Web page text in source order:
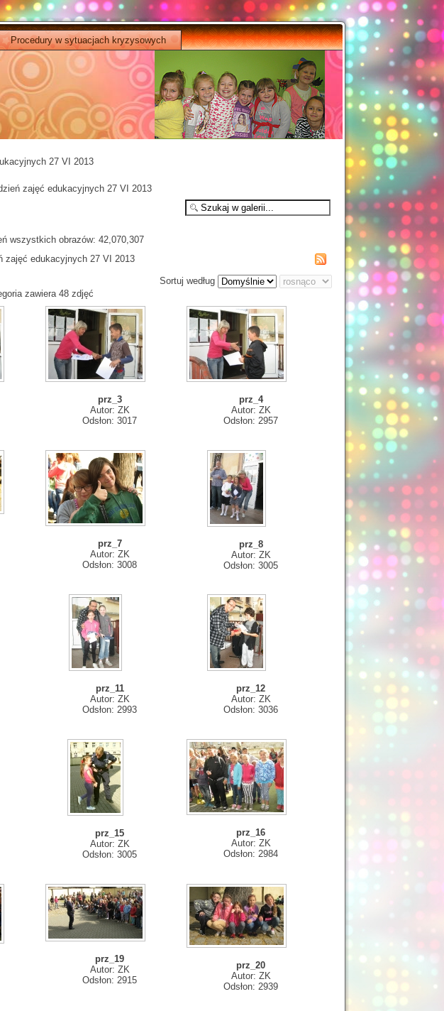
Procedury w sytuacjach kryzysowych
27 VI 2013
zajęć edukacyjnych 27 VI 2013
wszystkich obrazów: 42,070,307
zajęć edukacyjnych 27 VI 2013
Sortuj według
zawiera 48 zdjęć
prz_3
Autor: ZK
Odsłon: 3017
prz_4
Autor: ZK
Odsłon: 2957
prz_7
Autor: ZK
Odsłon: 3008
prz_8
Autor: ZK
Odsłon: 3005
prz_11
Autor: ZK
Odsłon: 2993
prz_12
Autor: ZK
Odsłon: 3036
prz_15
Autor: ZK
Odsłon: 3005
prz_16
Autor: ZK
Odsłon: 2984
prz_19
Autor: ZK
Odsłon: 2915
prz_20
Autor: ZK
Odsłon: 2939